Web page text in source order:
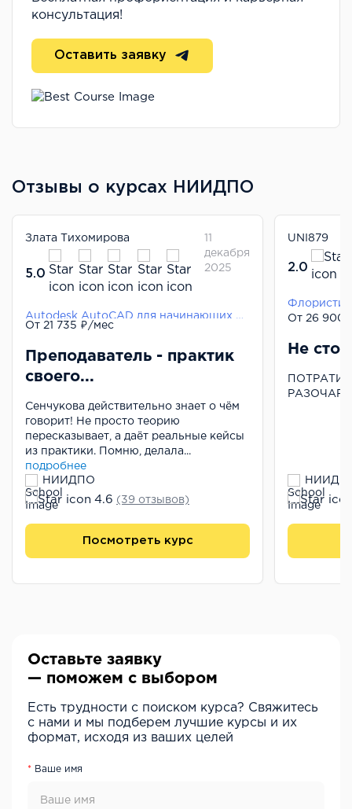
консультация!
Оставить заявку
Отзывы о курсах НИИДПО
Злата Тихомирова
5.0
11
декабря
2025
Autodesk AutoCAD для начинающих ландшафтных дизайнеров
От 21 735 ₽/мес
Преподаватель - практик
своего...
Сенчукова действительно знает о чём
говорит! Не просто теорию
пересказывает, а даёт реальные кейсы
из практики. Помню, делала...
подробнее
НИИДПО
4.6 (39 отзывов)
Посмотреть курс
UNI879
2.0
От 26 900
Не
Оставьте заявку
— поможем с выбором
Есть трудности с поиском курса? Свяжитесь
с нами и мы подберем лучшие курсы и их
формат, исходя из ваших целей
Ваше имя